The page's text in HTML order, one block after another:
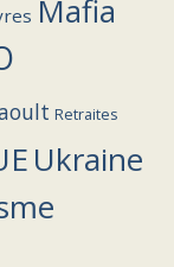
Mafia
Retraites
Ukraine